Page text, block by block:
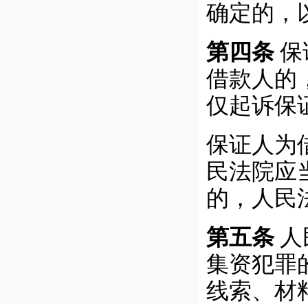
确定的，
第四条保
借款人的
仅起诉保
保证人为
民法院应
的，人民
第五条人
集资犯罪
线索、材